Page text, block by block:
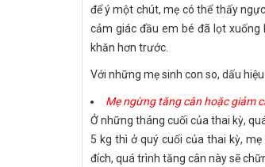
để ý một chút, mẹ có thể thấy
cảm giác đầu em bé đã lọt xuống
khăn hơn trước.
Với những mẹ sinh con so, dấu
Mẹ ngừng tăng cân hoặc giảm
Ở những tháng cuối của thai kỳ,
5 kg thì ở quý cuối của thai kỳ,
đích, quá trình tăng cân này sẽ